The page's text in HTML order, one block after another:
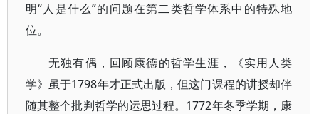
明“人是什么”的问题在第二类哲学体系中的特殊地
位。
无独有偶，回顾康德的哲学生涯，《实用人类
学》虽于1798年才正式出版，但这门课程的讲授却伴
随其整个批判哲学的运思过程。1772年冬季学期，康